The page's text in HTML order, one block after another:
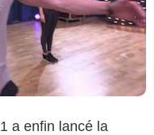
a enfin lancé la